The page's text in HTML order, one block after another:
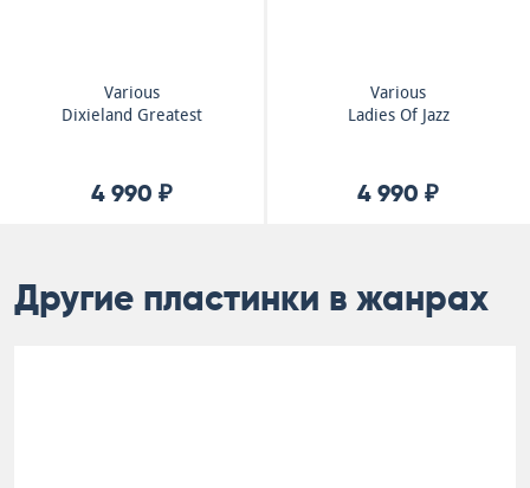
Various
Dixieland Greatest
4 990 ₽
Various
Ladies Of Jazz
4 990 ₽
Другие пластинки в жанрах